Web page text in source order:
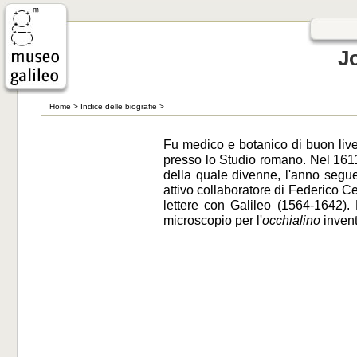
Home > Indice delle biografie >
Fu medico e botanico di buon
presso lo Studio romano. Nel
della quale divenne, l'anno
attivo collaboratore di Federico
lettere con Galileo (1564-
microscopio per l'occhialino